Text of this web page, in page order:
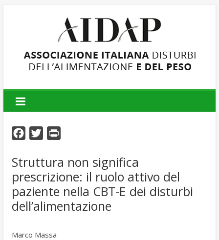
AIDAP
Associazione
Disturbi
e
del
Peso
c
e
b
o
i
t
t
e
i
n
Struttura non significa
prescrizione: il ruolo attivo del
paziente nella CBT-E dei disturbi
dell’alimentazione
Marco Massa